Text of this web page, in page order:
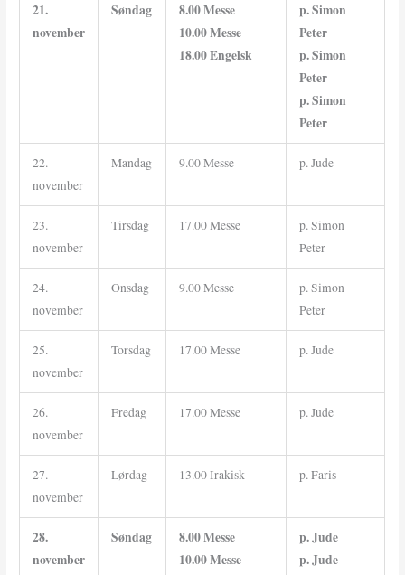
21.
november
Søndag
8.00 Messe
10.00 Messe
18.00 Engelsk
p. Simon
Peter
p. Simon
Peter
p. Simon
Peter
22.
november
Mandag 9.00 Messe p. Jude
23.
november
Tirsdag 17.00 Messe
p. Simon
Peter
24.
november
Onsdag 9.00 Messe
p. Simon
Peter
25.
november
Torsdag 17.00 Messe p. Jude
26.
november
Fredag 17.00 Messe p. Jude
27.
november
Lørdag 13.00 Irakisk p. Faris
28.
november
Søndag
8.00 Messe
10.00 Messe
p. Jude
p. Jude